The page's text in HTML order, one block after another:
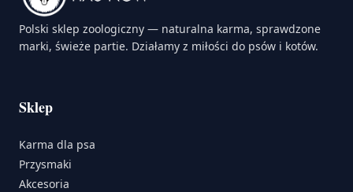
Polski sklep zoologiczny — naturalna karma, sprawdzone
marki, świeże partie. Działamy z miłości do psów i kotów.
Sklep
Karma dla psa
Przysmaki
Akcesoria